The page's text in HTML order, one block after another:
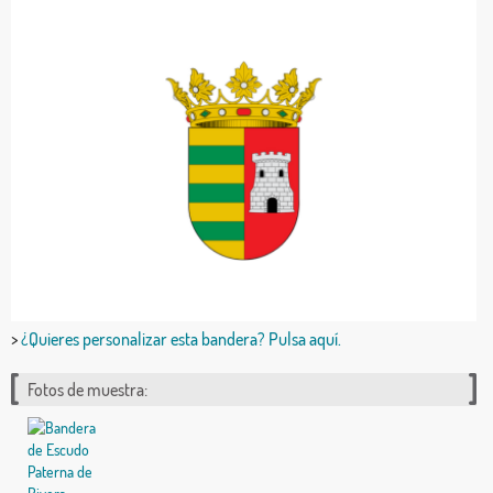
>¿Quieres personalizar esta bandera? Pulsa aquí.
Fotos de muestra: